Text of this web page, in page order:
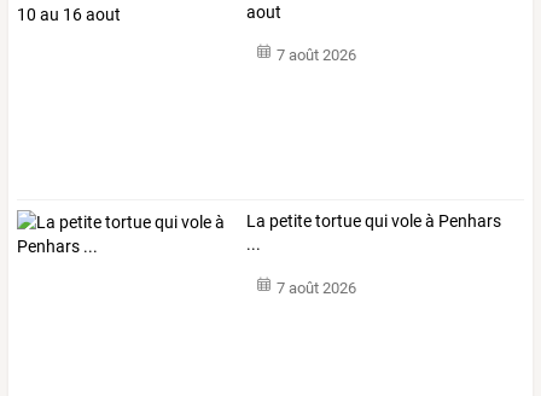
aout
7 août 2026
La petite tortue qui vole à Penhars
...
7 août 2026